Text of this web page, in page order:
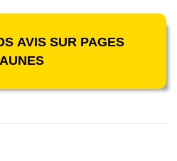
AVIS SUR PAGES